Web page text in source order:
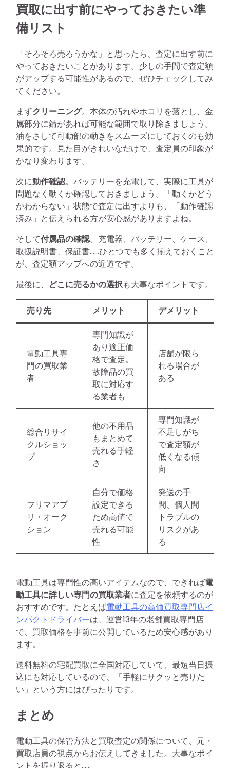
買取に出す前にやっておきたい準
備リスト
「そろそろ売ろうかな」と思ったら、査定に出す前に
やっておきたいことがあります。少しの手間で査定額
がアップする可能性があるので、ぜひチェックしてみ
てください。
まずクリーニング。本体の汚れやホコリを落とし、金
属部分に錆があれば可能な範囲で取り除きましょう。
油をさして可動部の動きをスムーズにしておくのも効
果的です。見た目がきれいなだけで、査定員の印象が
かなり変わります。
次に動作確認。バッテリーを充電して、実際に工具が
問題なく動くか確認しておきましょう。「動くかどう
かわからない」状態で査定に出すよりも、「動作確認
済み」と伝えられる方が安心感がありますよね。
そして付属品の確認。充電器、バッテリー、ケース、
取扱説明書、保証書……ひとつでも多く揃えておくこと
が、査定額アップへの近道です。
最後に、 どこに売るかの選択も大事なポイントです。
売り先 メリット デメリット
電動工具専
門の買取業
者
専門知識が
あり適正価
格で査定。
故障品の買
取に対応す
る業者も
店舗が限ら
れる場合が
ある
総合リサイ
クルショッ
プ
他の不用品
もまとめて
売れる手軽
さ
専門知識が
不足しがち
で査定額が
低くなる傾
向
フリマアプ
リ・オーク
ション
自分で価格
設定できる
ため高値で
売れる可能
性
発送の手
間、個人間
トラブルの
リスクがあ
る
電動工具は専門性の高いアイテムなので、できれば電
動工具に詳しい専門の買取業者に査定を依頼するのが
おすすめです。たとえば電動工具の高価買取専門店イ
ンパクトドライバーは、運営13年の老舗買取専門店
で、買取価格を事前に公開しているため安心感があり
ます。
送料無料の宅配買取に全国対応していて、最短当日振
込にも対応しているので、「手軽にサクッと売りた
い」という方にはぴったりです。
まとめ
電動工具の保管方法と買取査定の関係について、元・
買取店員の視点からお伝えしてきました。大事なポイ
ントを振り返ると……